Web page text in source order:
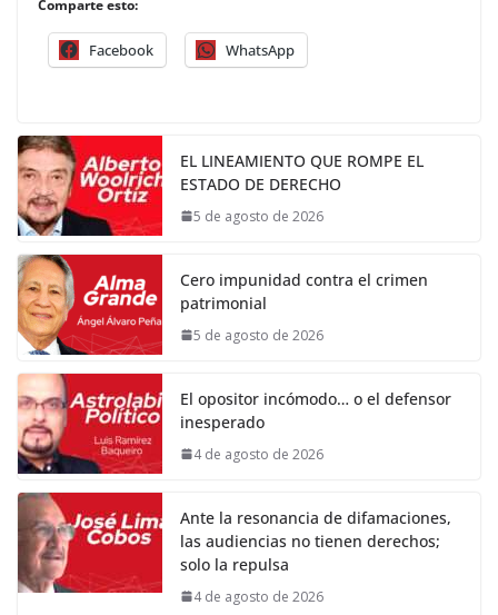
Comparte esto:
Facebook WhatsApp
EL LINEAMIENTO QUE ROMPE EL
ESTADO DE DERECHO
5 de agosto de 2026
Cero impunidad contra el crimen
patrimonial
5 de agosto de 2026
El opositor incómodo… o el defensor
inesperado
4 de agosto de 2026
Ante la resonancia de difamaciones,
las audiencias no tienen derechos;
solo la repulsa
4 de agosto de 2026